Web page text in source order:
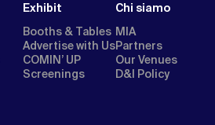
Exhibit
Booths & Tables
Advertise with Us
COMIN’ UP
Screenings
Chi siamo
MIA
Partners
Our Venues
D&I Policy